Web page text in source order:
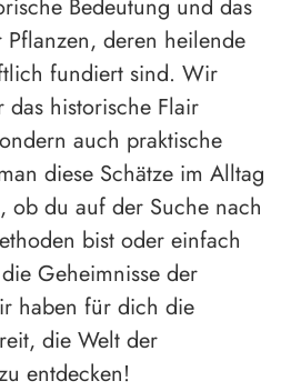
Bedeutung und das
Pflanzen, deren heilende
fundiert sind. Wir
historische Flair
auch praktische
diese Schätze im Alltag
ob du auf der Suche nach
bist oder einfach
Geheimnisse der
haben für dich die
die Welt der
entdecken!